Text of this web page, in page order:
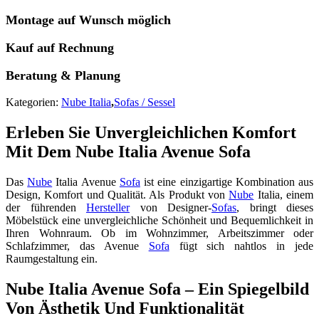
Montage auf Wunsch möglich
Kauf auf Rechnung
Beratung & Planung
Kategorien: Nube Italia,Sofas / Sessel
Erleben Sie Unvergleichlichen Komfort
Mit Dem Nube Italia Avenue Sofa
DasNube Italia Avenue Sofa ist eine einzigartige Kombination aus
Design, Komfort und Qualität. Als Produkt vonNube Italia, einem
der führenden Herstellervon Designer-Sofas, bringt dieses
Möbelstück eine unvergleichliche Schönheit und Bequemlichkeit in
Ihren Wohnraum. Ob im Wohnzimmer, Arbeitszimmer oder
Schlafzimmer, das Avenue Sofa fügt sich nahtlos in jede
Raumgestaltung ein.
Nube Italia Avenue Sofa – Ein Spiegelbild
Von Ästhetik Und Funktionalität